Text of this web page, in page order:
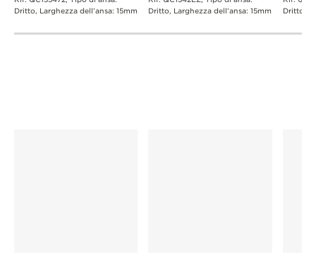
Dritto, Larghezza dell’ansa: 15mm
Dritto, Larghezza dell’ansa: 15mm
Dritto,